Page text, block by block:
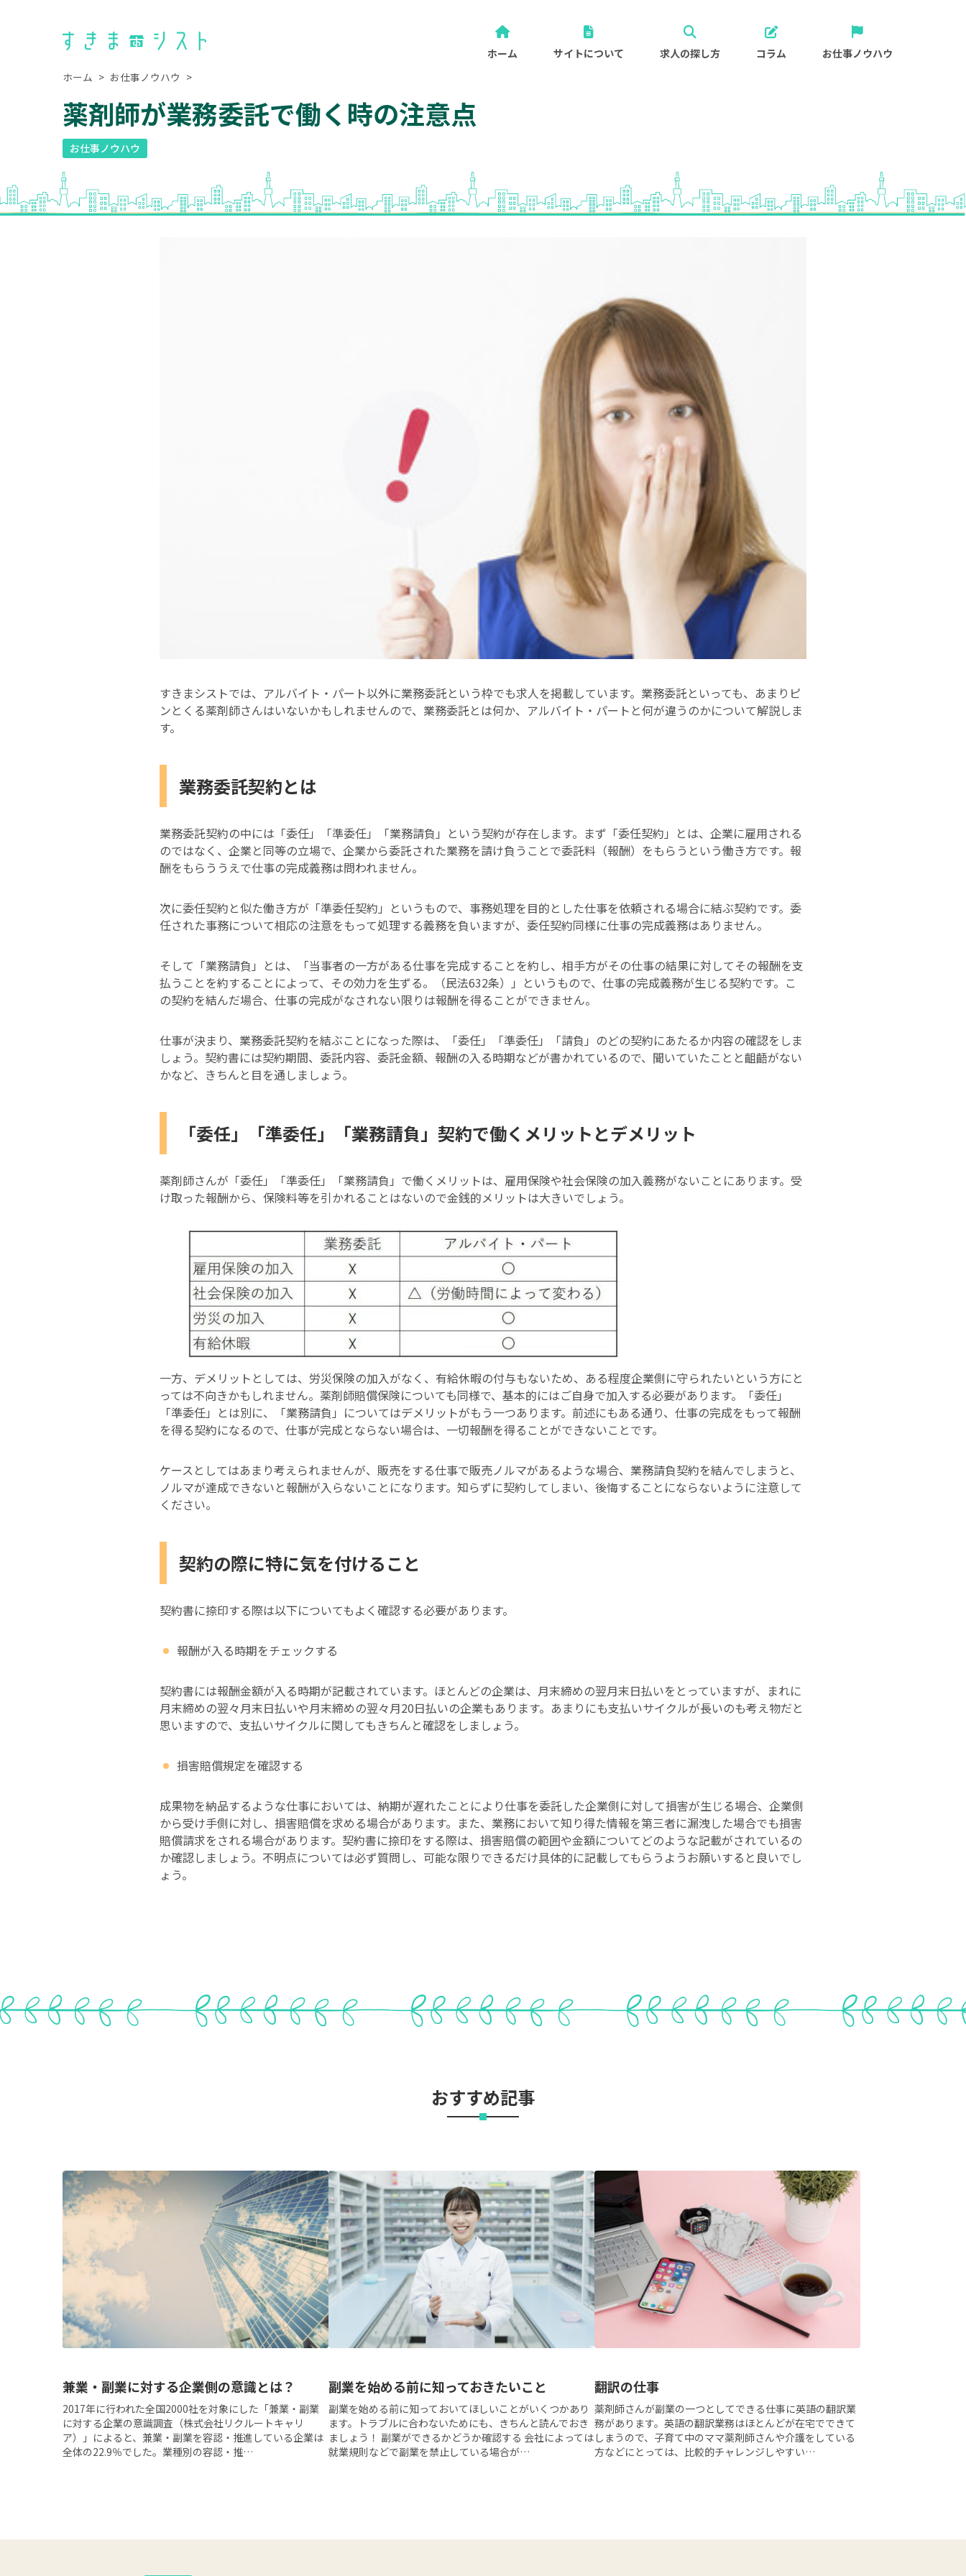
ホーム サイトについて 求人の探し方 コラム
お仕事ノウハウ
ホーム
お仕事ノウハウ >
薬剤師が業務委託で働く時の注意点
お仕事ノウハウ
すきまシストでは、アルバイト・パート以外に業務委託という枠でも求人を掲載しています。業務委託といっても、あまりピ
ンとくる薬剤師さんはいないかもしれませんので、業務委託とは何か、アルバイト・パートと何が違うのかについて解説しま
す。
業務委託契約とは
業務委託契約の中には「委任」「準委任」「業務請負」という契約が存在します。まず「委任契約」とは、企業に雇用される
のではなく、企業と同等の立場で、企業から委託された業務を請け負うことで委託料（報酬）をもらうという働き方です。報
酬をもらううえで仕事の完成義務は問われません。
次に委任契約と似た働き方が「準委任契約」というもので、事務処理を目的とした仕事を依頼される場合に結ぶ契約です。委
任された事務について相応の注意をもって処理する義務を負いますが、委任契約同様に仕事の完成義務はありません。
そして「業務請負」とは、「当事者の一方がある仕事を完成することを約し、相手方がその仕事の結果に対してその報酬を支
払うことを約することによって、その効力を生ずる。（民法632条）」というもので、仕事の完成義務が生じる契約です。こ
の契約を結んだ場合、仕事の完成がなされない限りは報酬を得ることができません。
仕事が決まり、業務委託契約を結ぶことになった際は、「委任」「準委任」「請負」のどの契約にあたるか内容の確認をしま
しょう。契約書には契約期間、委託内容、委託金額、報酬の入る時期などが書かれているので、聞いていたことと齟齬がない
かなど、きちんと目を通しましょう。
「委任」「準委任」「業務請負」契約で働くメリットとデメリット
薬剤師さんが「委任」「準委任」「業務請負」で働くメリットは、雇用保険や社会保険の加入義務がないことにあります。受
け取った報酬から、保険料等を引かれることはないので金銭的メリットは大きいでしょう。
一方、デメリットとしては、労災保険の加入がなく、有給休暇の付与もないため、ある程度企業側に守られたいという方にと
っては不向きかもしれません。薬剤師賠償保険についても同様で、基本的にはご自身で加入する必要があります。「委任」
「準委任」とは別に、「業務請負」についてはデメリットがもう一つあります。前述にもある通り、仕事の完成をもって報酬
を得る契約になるので、仕事が完成とならない場合は、一切報酬を得ることができないことです。
ケースとしてはあまり考えられませんが、販売をする仕事で販売ノルマがあるような場合、業務請負契約を結んでしまうと、
ノルマが達成できないと報酬が入らないことになります。知らずに契約してしまい、後悔することにならないように注意して
ください。
契約の際に特に気を付けること
契約書に捺印する際は以下についてもよく確認する必要があります。
報酬が入る時期をチェックする
契約書には報酬金額が入る時期が記載されています。ほとんどの企業は、月末締めの翌月末日払いをとっていますが、まれに
月末締めの翌々月末日払いや月末締めの翌々月20日払いの企業もあります。あまりにも支払いサイクルが長いのも考え物だと
思いますので、支払いサイクルに関してもきちんと確認をしましょう。
損害賠償規定を確認する
成果物を納品するような仕事においては、納期が遅れたことにより仕事を委託した企業側に対して損害が生じる場合、企業側
から受け手側に対し、損害賠償を求める場合があります。また、業務において知り得た情報を第三者に漏洩した場合でも損害
賠償請求をされる場合があります。契約書に捺印をする際は、損害賠償の範囲や金額についてどのような記載がされているの
か確認しましょう。不明点については必ず質問し、可能な限りできるだけ具体的に記載してもらうようお願いすると良いでし
ょう。
おすすめ記事
兼業・副業に対する企業側の意識とは？
2017年に行われた全国2000社を対象にした「兼業・副業
に対する企業の意識調査（株式会社リクルートキャリ
ア）」によると、兼業・副業を容認・推進している企業は
全体の22.9％でした。業種別の容認・推…
副業を始める前に知っておきたいこと
副業を始める前に知っておいてほしいことがいくつかあり
ます。トラブルに合わないためにも、きちんと読んでおき
ましょう！ 副業ができるかどうか確認する 会社によっては
就業規則などで副業を禁止している場合が…
翻訳の仕事
薬剤師さんが副業の一つとしてできる仕事に英語の翻訳業
務があります。英語の翻訳業務はほとんどが在宅でできて
しまうので、子育て中のママ薬剤師さんや介護をしている
方などにとっては、比較的チャレンジしやすい…